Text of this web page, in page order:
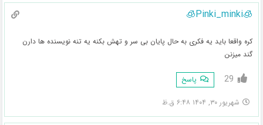
🧊Pinki_minki🧊
کره واقعا باید یه فکری به حال پایان بی سر و تهش بکنه یه تنه نویسنده ها دارن
گند میزنن
29 پاسخ
شهریور ۳۰, ۱۴۰۴ ۶:۴۸ ق.ظ